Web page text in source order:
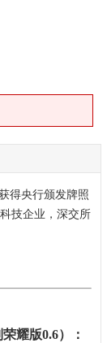
得央行颁发牌照
技企业，深交所
耀版0.6）：